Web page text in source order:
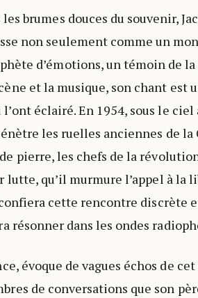
les brumes douces du souvenir,
non seulement comme un
d’émotions, un témoin de
et la musique, son chant est
éclairé. En 1954, sous le
les ruelles anciennes de la
pierre, les chefs de la
lutte, qu’il murmure l’appel à la
cette rencontre discrète
résonner dans les ondes
évoque de vagues échos de
de conversations que son